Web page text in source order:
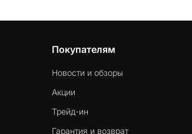
Покупателям
Новости и обзоры
Акции
Трейд-ин
Гарантия и возврат